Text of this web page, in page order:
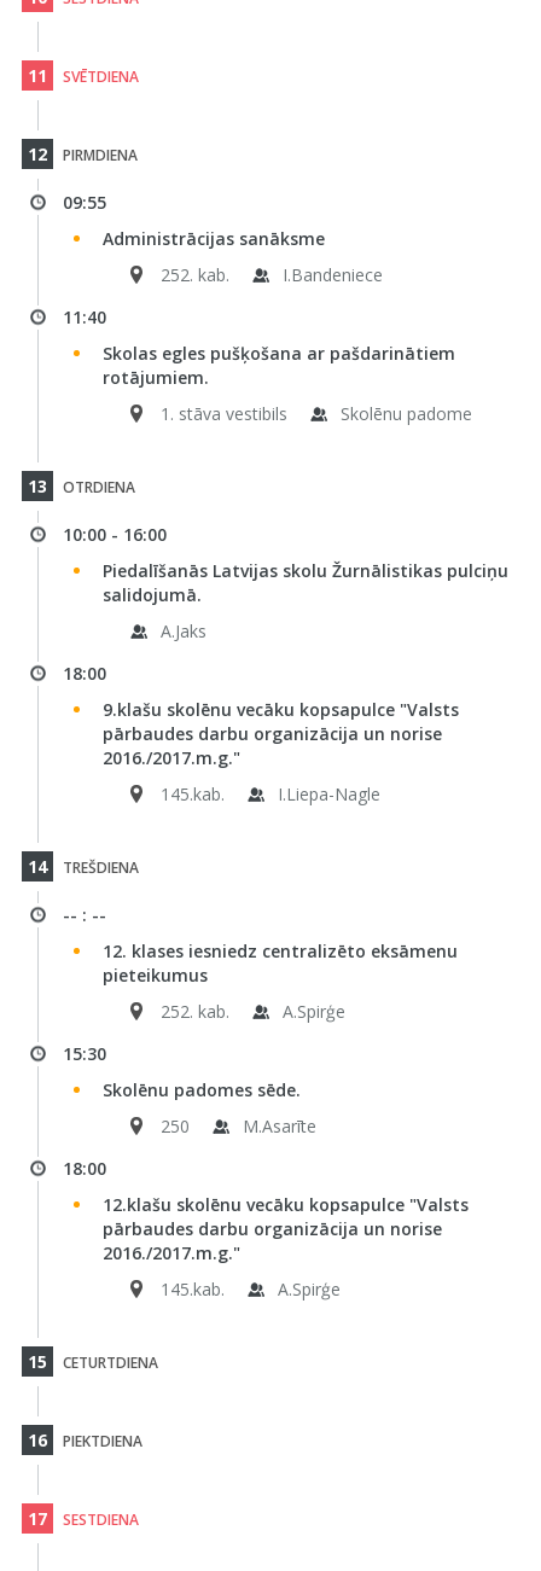
11 SVĒTDIENA
12 PIRMDIENA
09:55
Administrācijas sanāksme
252. kab.
I.Bandeniece
11:40
Skolas egles pušķošana ar pašdarinātiem
rotājumiem.
1. stāva vestibils
Skolēnu padome
13 OTRDIENA
10:00 - 16:00
Piedalīšanās Latvijas skolu Žurnālistikas pulciņu
salidojumā.
A.Jaks
18:00
9.klašu skolēnu vecāku kopsapulce "Valsts
pārbaudes darbu organizācija un norise
2016./2017.m.g."
145.kab.
I.Liepa-Nagle
14 TREŠDIENA
-- : --
12. klases iesniedz centralizēto eksāmenu
pieteikumus
252. kab.
A.Spirģe
15:30
Skolēnu padomes sēde.
250
M.Asarīte
18:00
12.klašu skolēnu vecāku kopsapulce "Valsts
pārbaudes darbu organizācija un norise
2016./2017.m.g."
145.kab.
A.Spirģe
15 CETURTDIENA
16 PIEKTDIENA
17 SESTDIENA